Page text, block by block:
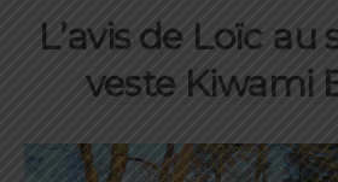
L’avis de Loïc au
veste Kiwami